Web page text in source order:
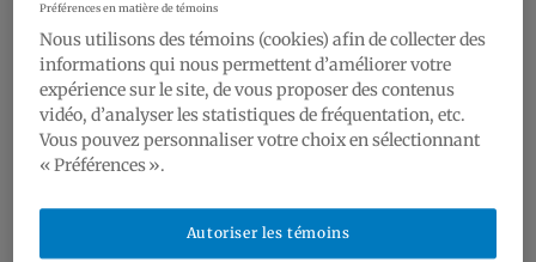
RAA19
Réseau Art et Architecture du 19e siècle | Research on Art and Architecture of the
19th century
Nouvelles | News
Galerie | Gallery
Préférences en matière de témoins
Nous utilisons des témoins (cookies) afin de collecter des
informations qui nous permettent d’améliorer votre
expérience sur le site, de vous proposer des contenus
vidéo, d’analyser les statistiques de fréquentation, etc.
Vous pouvez personnaliser votre choix en sélectionnant
« Préférences ».
Autoriser les témoins